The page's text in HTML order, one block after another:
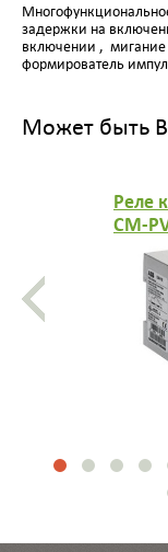
задержки на
включении , мигание
формирователь
Может быть
Реле
CM-
1НО